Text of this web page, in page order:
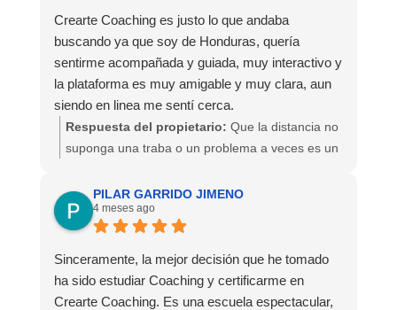
Crearte Coaching es justo lo que andaba
buscando ya que soy de Honduras, quería
sentirme acompañada y guiada, muy interactivo y
la plataforma es muy amigable y muy clara, aun
siendo en linea me sentí cerca.
Respuesta del propietario: Que la distancia no
suponga una traba o un problema a veces es un
aún siendo online sean cercanas y muy útiles!
Nos alegra saber que así lo has sentido. Un
abrazo y gracias por habernos elegido.
Esperamos seguir acompañándote. Un abrazo!
PILAR GARRIDO JIMENO
4 meses ago
Sinceramente, la mejor decisión que he tomado
ha sido estudiar Coaching y certificarme en
Crearte Coaching. Es una escuela espectacular,